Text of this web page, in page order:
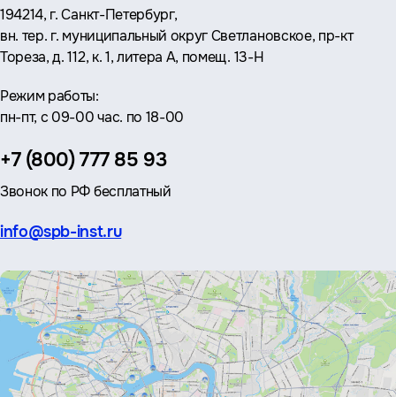
Адрес:
194214, г. Санкт-Петербург,
вн. тер. г. муниципальный округ Светлановское, пр-кт
Тореза, д. 112, к. 1, литера А, помещ. 13-Н
Режим работы:
пн-пт, с 09-00 час. по 18-00
Телефон:
+7 (800) 777 85 93
Звонок по РФ бесплатный
Эл.
info@spb-inst.ru